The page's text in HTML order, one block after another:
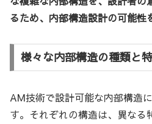
るため、内部構造設計の可能性
様々な内部構造の種類と
AM技術で設計可能な内部構造
す。それぞれの構造は、異なる